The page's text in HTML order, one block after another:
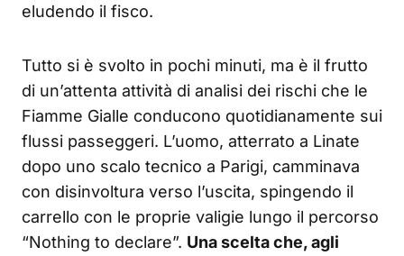
eludendo il fisco.
Tutto si è svolto in pochi minuti, ma è il frutto
di un’attenta attività di analisi dei rischi che le
Fiamme Gialle conducono quotidianamente sui
flussi passeggeri. L’uomo, atterrato a Linate
dopo uno scalo tecnico a Parigi, camminava
con disinvoltura verso l’uscita, spingendo il
carrello con le proprie valigie lungo il percorso
“Nothing to declare”. Una scelta che, agli